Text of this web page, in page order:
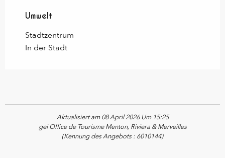
Umwelt
Umwelt
Stadtzentrum
In der Stadt
Aktualisiert am 08 April 2026 Um 15:25
gei Office de Tourisme Menton, Riviera & Merveilles
(Kennung des Angebots : 6010144)